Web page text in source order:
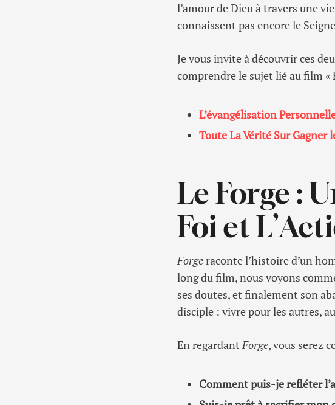
l’amour de Dieu à travers une
connaissent pas encore le
Je vous invite à découvrir ces
comprendre le sujet lié au film «
L’évangélisation
Toute La Vérité Sur Gagner
Le Forge :
Foi et
Forgeraconte l’histoire d’un
long du film, nous voyons
ses doutes, et finalement son
disciple : vivre pour les autres,
En regardant Forge, vous serez
Comment puis-je refléter